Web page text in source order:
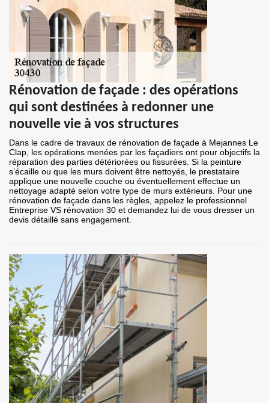
Rénovation de façade : des opérations
qui sont destinées à redonner une
nouvelle vie à vos structures
Dans le cadre de travaux de rénovation de façade à Mejannes Le
Clap, les opérations menées par les façadiers ont pour objectifs la
réparation des parties détériorées ou fissurées. Si la peinture
s’écaille ou que les murs doivent être nettoyés, le prestataire
applique une nouvelle couche ou éventuellement effectue un
nettoyage adapté selon votre type de murs extérieurs. Pour une
rénovation de façade dans les règles, appelez le professionnel
Entreprise VS rénovation 30 et demandez lui de vous dresser un
devis détaillé sans engagement.